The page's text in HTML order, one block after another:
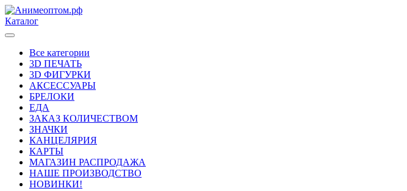
Каталог
Все категории
3D ПЕЧАТЬ
3D ФИГУРКИ
АКСЕССУАРЫ
БРЕЛОКИ
ЕДА
ЗАКАЗ КОЛИЧЕСТВОМ
ЗНАЧКИ
КАНЦЕЛЯРИЯ
КАРТЫ
МАГАЗИН РАСПРОДАЖА
НАШЕ ПРОИЗВОДСТВО
НОВИНКИ!